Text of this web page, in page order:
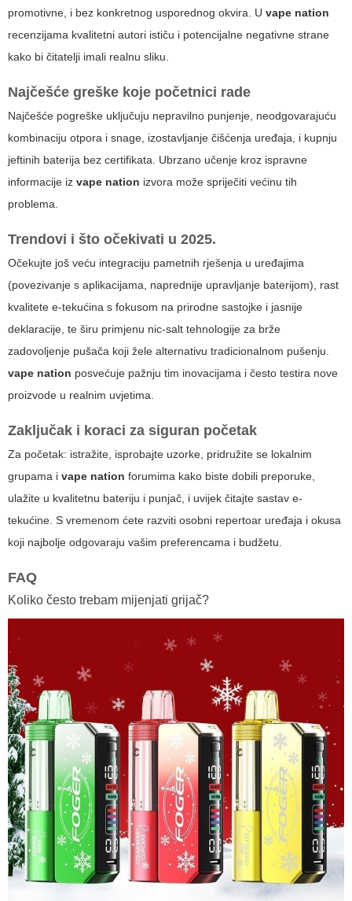
promotivne, i bez konkretnog usporednog okvira. U vape nation
recenzijama kvalitetni autori ističu i potencijalne negativne strane
kako bi čitatelji imali realnu sliku.
Najčešće greške koje početnici rade
Najčešće pogreške uključuju nepravilno punjenje, neodgovarajuću
kombinaciju otpora i snage, izostavljanje čišćenja uređaja, i kupnju
jeftinih baterija bez certifikata. Ubrzano učenje kroz ispravne
informacije iz vape nation izvora može spriječiti većinu tih
problema.
Trendovi i što očekivati u 2025.
Očekujte još veću integraciju pametnih rješenja u uređajima
(povezivanje s aplikacijama, naprednije upravljanje baterijom), rast
kvalitete e-tekućina s fokusom na prirodne sastojke i jasnije
deklaracije, te širu primjenu nic-salt tehnologije za brže
zadovoljenje pušača koji žele alternativu tradicionalnom pušenju.
vape nation posvećuje pažnju tim inovacijama i često testira nove
proizvode u realnim uvjetima.
Zaključak i koraci za siguran početak
Za početak: istražite, isprobajte uzorke, pridružite se lokalnim
grupama i vape nation forumima kako biste dobili preporuke,
ulažite u kvalitetnu bateriju i punjač, i uvijek čitajte sastav e-
tekućine. S vremenom ćete razviti osobni repertoar uređaja i okusa
koji najbolje odgovaraju vašim preferencama i budžetu.
FAQ
Koliko često trebam mijenjati grijač?